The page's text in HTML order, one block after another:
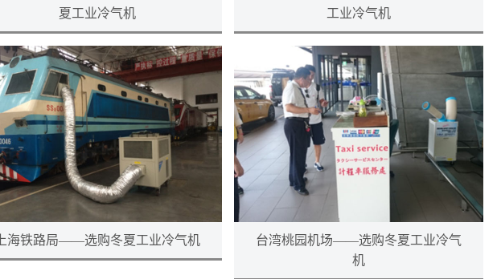
夏工业冷气机
工业冷气机
上海铁路局——选购冬夏工业冷气机
台湾桃园机场——选购冬夏工业冷气
机